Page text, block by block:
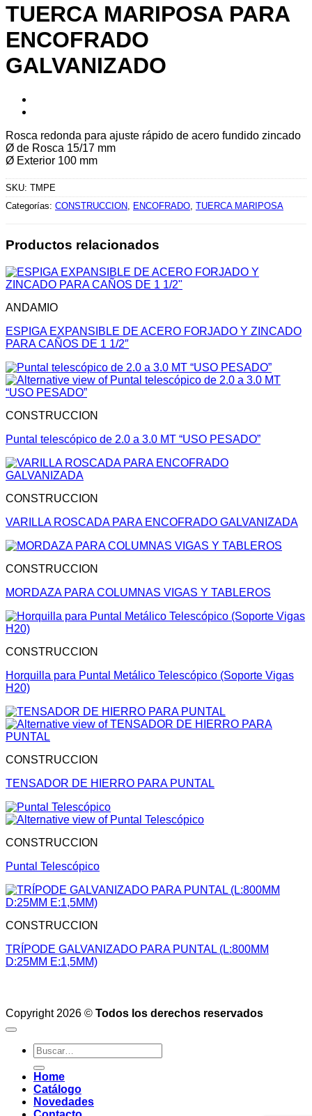
TUERCA MARIPOSA PARA
ENCOFRADO
GALVANIZADO
Rosca redonda para ajuste rápido de acero fundido zincado
Ø de Rosca 15/17 mm
Ø Exterior 100 mm
SKU: TMPE
Categorías: CONSTRUCCION, ENCOFRADO, TUERCA MARIPOSA
Productos relacionados
ANDAMIO
ESPIGA EXPANSIBLE DE ACERO FORJADO Y ZINCADO
PARA CAÑOS DE 1 1/2″
CONSTRUCCION
Puntal telescópico de 2.0 a 3.0 MT “USO PESADO”
CONSTRUCCION
VARILLA ROSCADA PARA ENCOFRADO GALVANIZADA
CONSTRUCCION
MORDAZA PARA COLUMNAS VIGAS Y TABLEROS
CONSTRUCCION
Horquilla para Puntal Metálico Telescópico (Soporte Vigas
H20)
CONSTRUCCION
TENSADOR DE HIERRO PARA PUNTAL
CONSTRUCCION
Puntal Telescópico
CONSTRUCCION
TRÍPODE GALVANIZADO PARA PUNTAL (L:800MM
D:25MM E:1,5MM)
Copyright 2026 © Todos los derechos reservados
Buscar
por:
Home
Catálogo
Novedades